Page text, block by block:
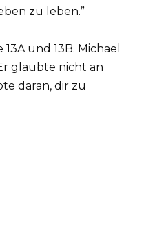
zu leben.”
und 13B. Michael
glaubte nicht an
daran, dir zu